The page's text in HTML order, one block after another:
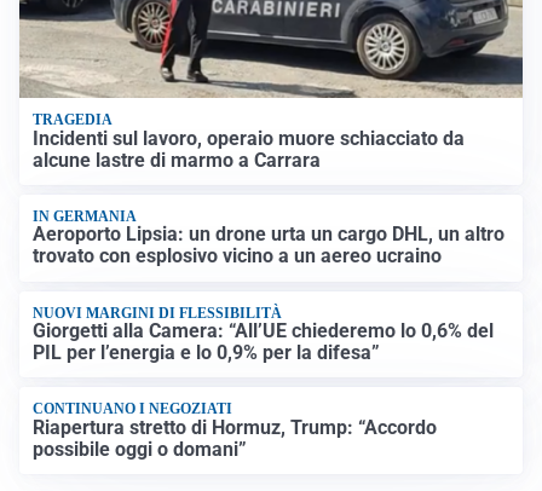
TRAGEDIA
Incidenti sul lavoro, operaio muore schiacciato da
alcune lastre di marmo a Carrara
IN GERMANIA
Aeroporto Lipsia: un drone urta un cargo DHL, un altro
trovato con esplosivo vicino a un aereo ucraino
NUOVI MARGINI DI FLESSIBILITÀ
Giorgetti alla Camera: “All’UE chiederemo lo 0,6% del
PIL per l’energia e lo 0,9% per la difesa”
CONTINUANO I NEGOZIATI
Riapertura stretto di Hormuz, Trump: “Accordo
possibile oggi o domani”